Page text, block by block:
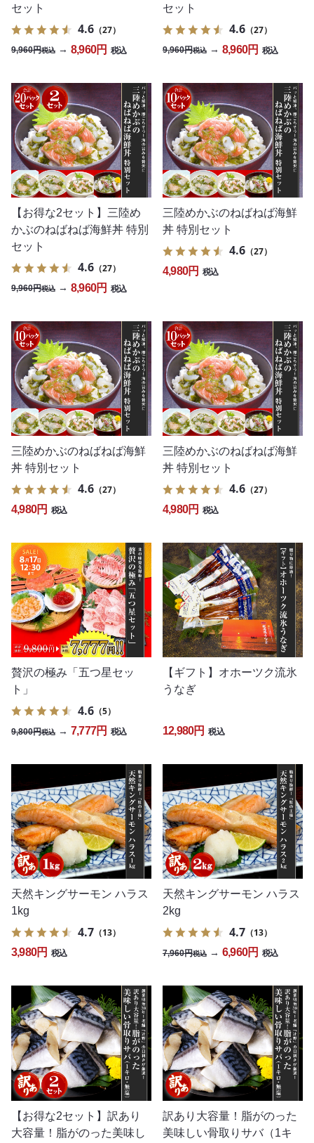
セット
4.6 （27）
9,960円税込 → 8,960円 税込
セット
4.6 （27）
9,960円税込 → 8,960円 税込
【お得な2セット】三陸め
かぶのねばねば海鮮丼 特別
セット
4.6 （27）
9,960円税込 → 8,960円 税込
三陸めかぶのねばねば海鮮
丼 特別セット
4.6 （27）
4,980円 税込
三陸めかぶのねばねば海鮮
丼 特別セット
4.6 （27）
4,980円 税込
三陸めかぶのねばねば海鮮
丼 特別セット
4.6 （27）
4,980円 税込
贅沢の極み「五つ星セッ
ト」
4.6 （5）
9,800円税込 → 7,777円 税込
【ギフト】オホーツク流氷
うなぎ
12,980円 税込
天然キングサーモン ハラス
1kg
4.7 （13）
3,980円 税込
天然キングサーモン ハラス
2kg
4.7 （13）
7,960円税込 → 6,960円 税込
【お得な2セット】訳あり
大容量！脂がのった美味し
訳あり大容量！脂がのった
美味しい骨取りサバ（1キ